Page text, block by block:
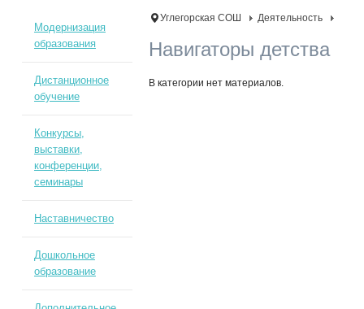
Углегорская СОШ Деятельность
Навигаторы детства
В категории нет материалов.
Модернизация
образования
Дистанционное
обучение
Конкурсы,
выставки,
конференции,
семинары
Наставничество
Дошкольное
образование